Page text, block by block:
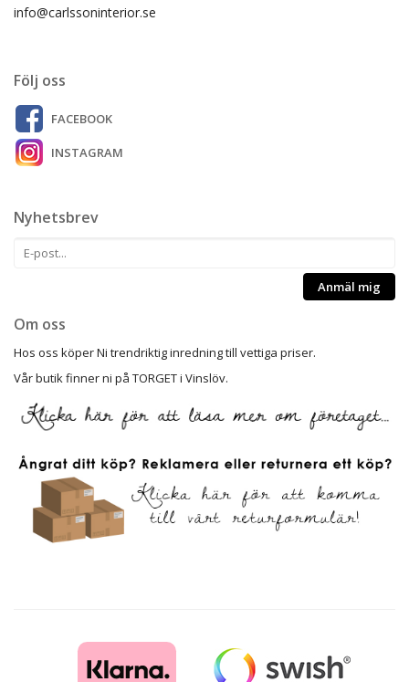
info@carlssoninterior.se
Följ oss
FACEBOOK
INSTAGRAM
Nyhetsbrev
Anmäl mig
Om oss
Hos oss köper Ni trendriktig inredning till vettiga priser.
Vår butik finner ni på TORGET i Vinslöv.